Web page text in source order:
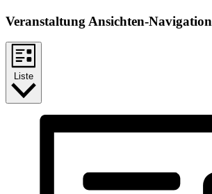
Veranstaltung Ansichten-Navigation
Liste